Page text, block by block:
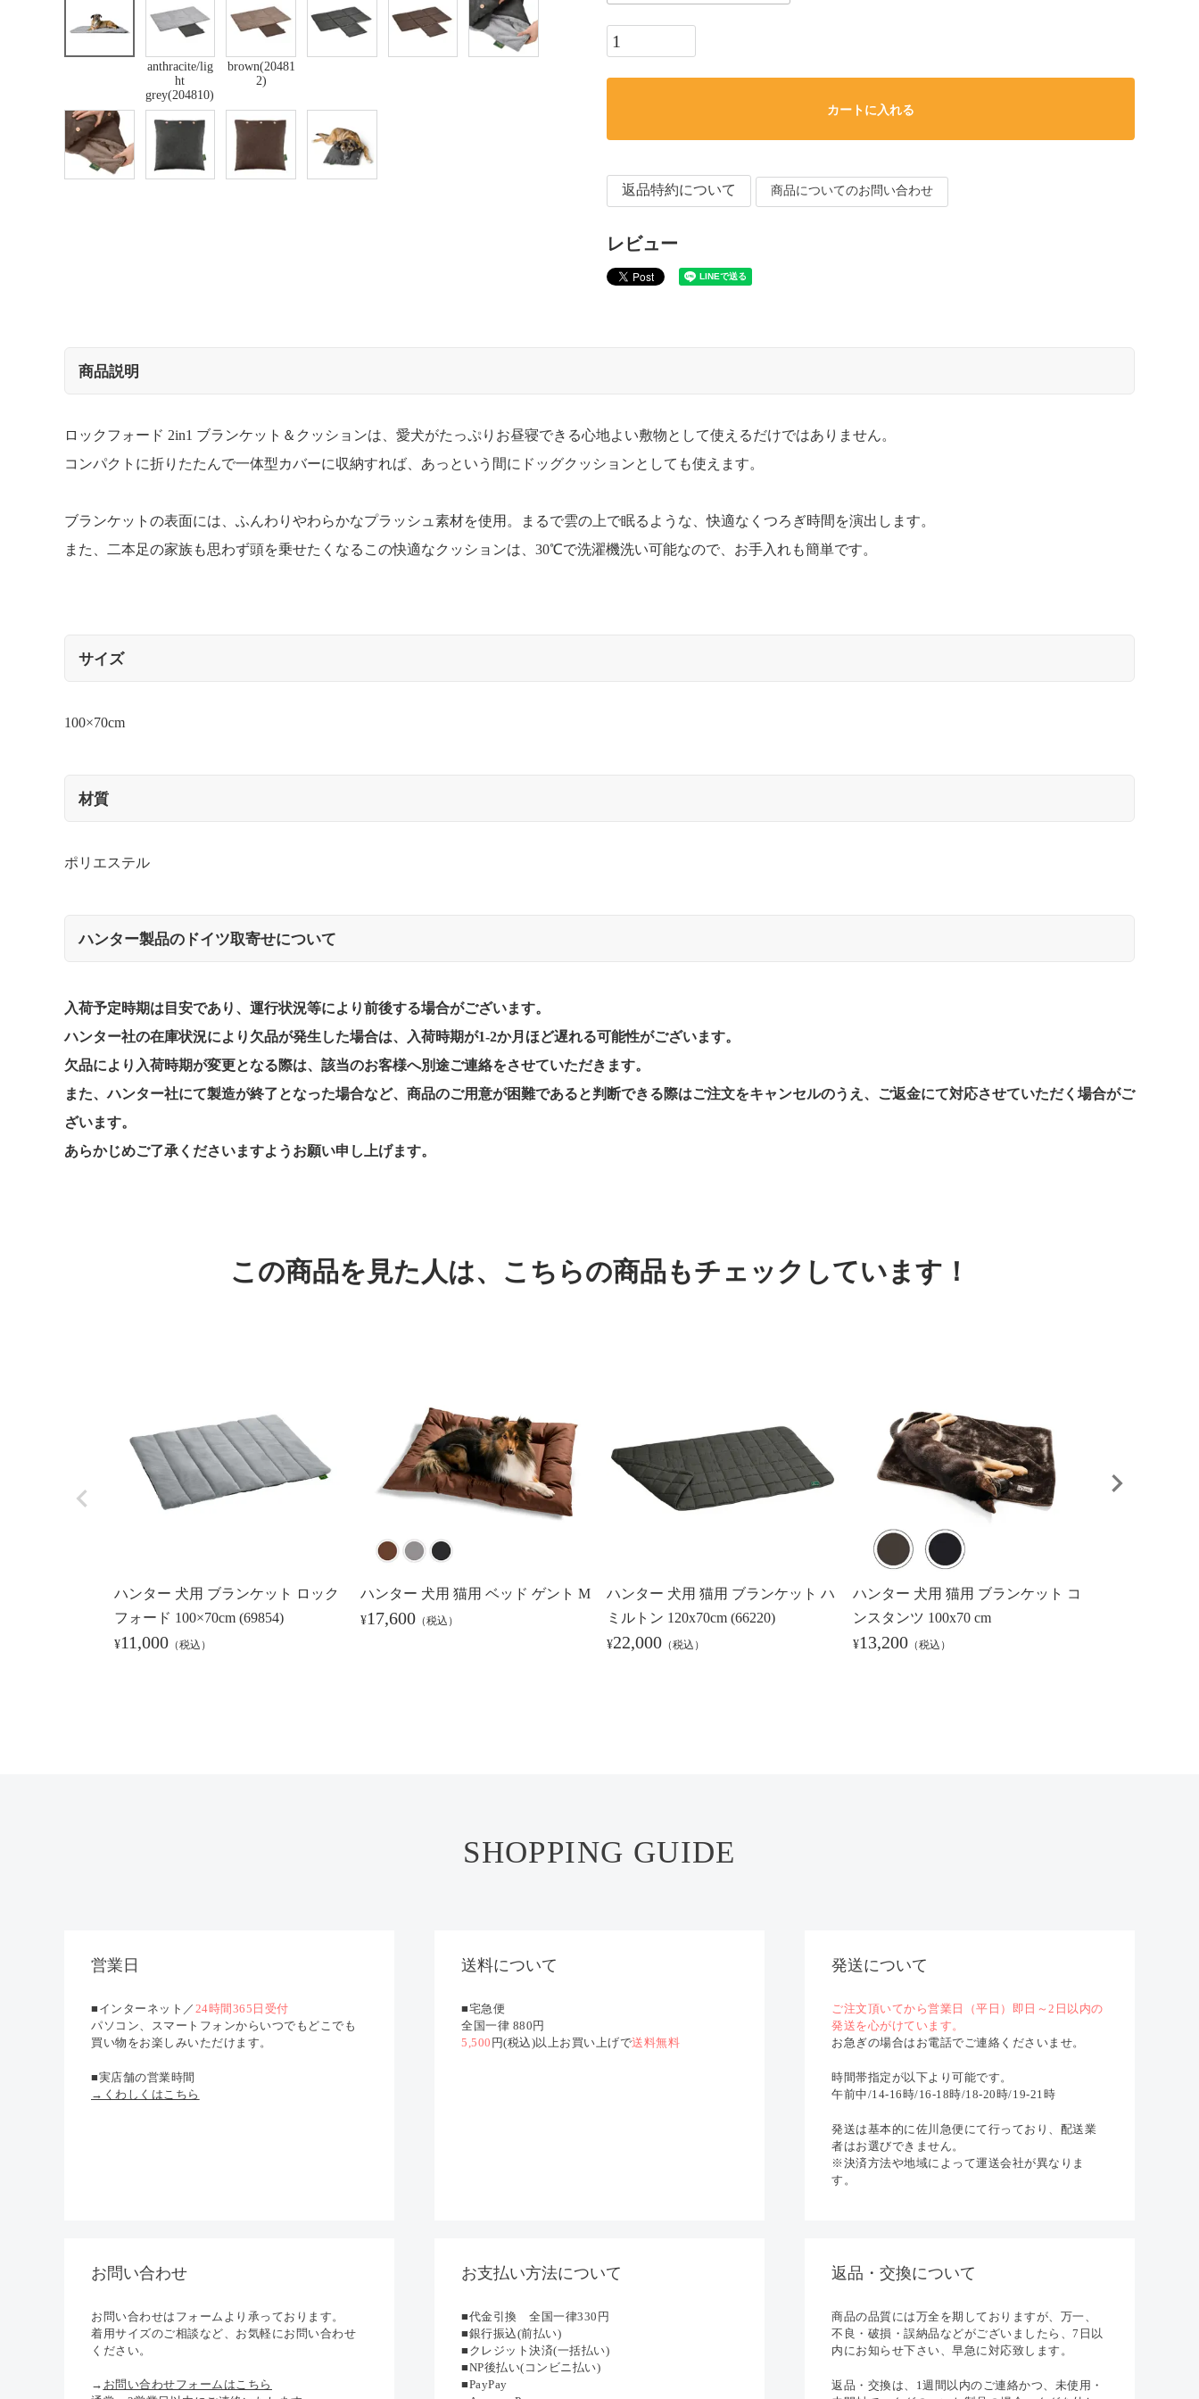
anthracite/lig
ht
grey(204810)
brown(20481
2)
カートに入れる
返品特約について 商品についてのお問い合わせ
レビュー
商品説明
ロックフォード 2in1 ブランケット＆クッションは、愛犬がたっぷりお昼寝できる心地よい敷物として使えるだけではありません。
コンパクトに折りたたんで一体型カバーに収納すれば、あっという間にドッグクッションとしても使えます。
ブランケットの表面には、ふんわりやわらかなプラッシュ素材を使用。まるで雲の上で眠るような、快適なくつろぎ時間を演出します。
また、二本足の家族も思わず頭を乗せたくなるこの快適なクッションは、30℃で洗濯機洗い可能なので、お手入れも簡単です。
サイズ
100×70cm
材質
ポリエステル
ハンター製品のドイツ取寄せについて
入荷予定時期は目安であり、運行状況等により前後する場合がございます。
ハンター社の在庫状況により欠品が発生した場合は、入荷時期が1-2か月ほど遅れる可能性がございます。
欠品により入荷時期が変更となる際は、該当のお客様へ別途ご連絡をさせていただきます。
また、ハンター社にて製造が終了となった場合など、商品のご用意が困難であると判断できる際はご注文をキャンセルのうえ、ご返金にて対応させていただく場合がご
ざいます。
あらかじめご了承くださいますようお願い申し上げます。
この商品を見た人は、 こちらの商品もチェックしています！
ハンター 犬用 ブランケット ロック
フォード 100×70cm (69854)
¥11,000 （税込）
ハンター 犬用 猫用 ベッド ゲント M
¥17,600 （税込）
ハンター 犬用 猫用 ブランケット ハ
ミルトン 120x70cm (66220)
¥22,000 （税込）
ハンター 犬用 猫用 ブランケット コ
ンスタンツ 100x70 cm
¥13,200 （税込）
SHOPPING GUIDE
営業日
■インターネット／ 24時間365日受付
パソコン、スマートフォンからいつでもどこでも
買い物をお楽しみいただけます。
■実店舗の営業時間
→くわしくはこちら
送料について
■宅急便
全国一律 880円
5,500 円(税込)以上お買い上げで送料無料
発送について
ご注文頂いてから営業日（平日）即日～2日以内の
発送を心がけています。
お急ぎの場合はお電話でご連絡くださいませ。
時間帯指定が以下より可能です。
午前中/14-16時/16-18時/18-20時/19-21時
発送は基本的に佐川急便にて行っており、配送業
者はお選びできません。
※決済方法や地域によって運送会社が異なりま
す。
お問い合わせ
お問い合わせはフォームより承っております。
着用サイズのご相談など、お気軽にお問い合わせ
ください。
→ お問い合わせフォームはこちら
お支払い方法について
■代金引換 全国一律330円
■銀行振込(前払い)
■クレジット決済(一括払い)
■NP後払い(コンビニ払い)
■PayPay
返品・交換について
商品の品質には万全を期しておりますが、万一、
不良・破損・誤納品などがございましたら、7日以
内にお知らせ下さい、早急に対応致します。
返品・交換は、1週間以内のご連絡かつ、未使用・